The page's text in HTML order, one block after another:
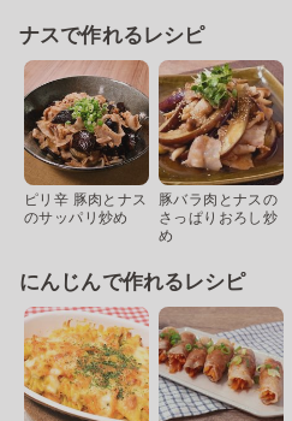
ナスで作れるレシピ
ピリ辛 豚肉とナス
のサッパリ炒め
豚バラ肉とナスの
さっぱりおろし炒
め
にんじんで作れるレシピ